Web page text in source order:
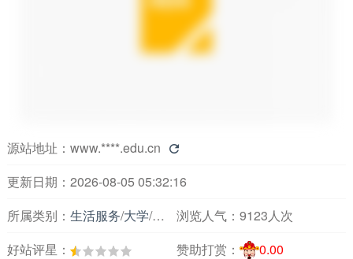
源站地址： www.****.edu.cn 
更新日期：2026-08-05 05:32:16
所属类别： 生活服务/大学/吉林浏览人气： 9123人次
好站评星：
赞助打赏： 0.00